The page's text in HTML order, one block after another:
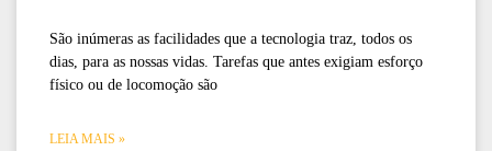
São inúmeras as facilidades que a tecnologia traz, todos os
dias, para as nossas vidas. Tarefas que antes exigiam esforço
físico ou de locomoção são
LEIA MAIS »